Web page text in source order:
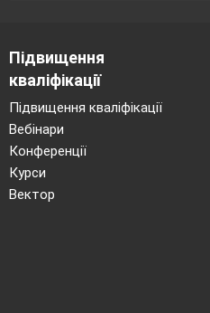
Підвищення
кваліфікації
Підвищення кваліфікації
Вебінари
Конференції
Курси
Вектор